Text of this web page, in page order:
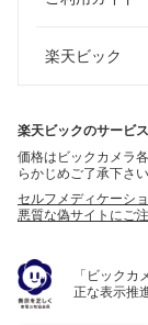
楽天ビック
楽天ビックのサービ
価格はビックカメラ
らかじめご了承下さい
セルフメディケーシ
悪質な偽サイトにご
「ビック
正な表示推